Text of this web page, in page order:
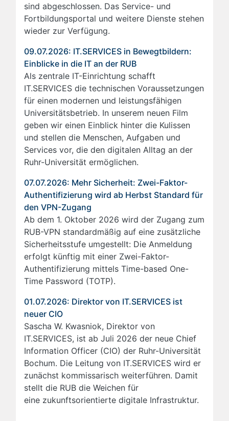
sind abgeschlossen. Das Service- und
Fortbildungsportal und weitere Dienste stehen
wieder zur Verfügung.
09.07.2026: IT.SERVICES in Bewegtbildern:
Einblicke in die IT an der RUB
Als zentrale IT-Einrichtung schafft
IT.SERVICES die technischen Voraussetzungen
für einen modernen und leistungsfähigen
Universitätsbetrieb. In unserem neuen Film
geben wir einen Einblick hinter die Kulissen
und stellen die Menschen, Aufgaben und
Services vor, die den digitalen Alltag an der
Ruhr-Universität ermöglichen.
07.07.2026: Mehr Sicherheit: Zwei-Faktor-
Authentifizierung wird ab Herbst Standard für
den VPN-Zugang
Ab dem 1. Oktober 2026 wird der Zugang zum
RUB-VPN standardmäßig auf eine zusätzliche
Sicherheitsstufe umgestellt: Die Anmeldung
erfolgt künftig mit einer Zwei-Faktor-
Authentifizierung mittels Time-based One-
Time Password (TOTP).
01.07.2026: Direktor von IT.SERVICES ist
neuer CIO
Sascha W. Kwasniok, Direktor von
IT.SERVICES, ist ab Juli 2026 der neue Chief
Information Officer (CIO) der Ruhr-Universität
Bochum. Die Leitung von IT.SERVICES wird er
zunächst kommissarisch weiterführen. Damit
stellt die RUB die Weichen für
eine zukunftsorientierte digitale Infrastruktur.